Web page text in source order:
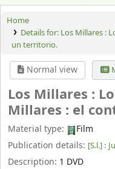
Home
Details for: Los Millares :
un territorio.
Normal view
Los Millares :
Millares : el
Material type:
Film
Publication details: [S.l.] :
Description: 1 DVD